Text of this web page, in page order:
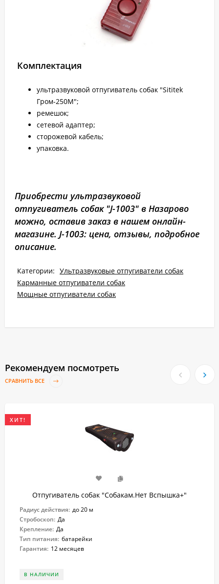
Комплектация
ультразвуковой отпугиватель собак "Sititek
Гром-250М";
ремешок;
сетевой адаптер;
сторожевой кабель;
упаковка.
Приобрести ультразвуковой
отпугиватель собак "J-1003" в Назарово
можно, оставив заказ в нашем онлайн-
магазине. J-1003: цена, отзывы, подробное
описание.
Категории: Ультразвуковые отпугиватели собак
Карманные отпугиватели собак
Мощные отпугиватели собак
Рекомендуем посмотреть
СРАВНИТЬ ВСЕ
ХИТ!
Отпугиватель собак "Собакам.Нет Вспышка+"
Радиус действия: до 20 м
Стробоскоп: Да
Крепление: Да
Тип питания: батарейки
Гарантия: 12 месяцев
В НАЛИЧИИ